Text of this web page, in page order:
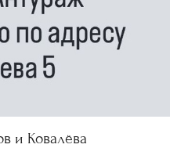
и Ковалёва